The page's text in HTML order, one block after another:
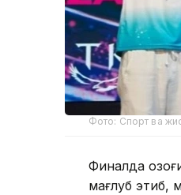
Фото: Спорт ва
Финалда
мағлуб этиб,